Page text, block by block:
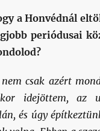
a Honvédnál
periódusai
csak azért
idejöttem, az
és úgy